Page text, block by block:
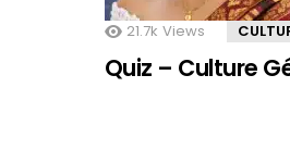
21.7k Views
Quiz – Culture